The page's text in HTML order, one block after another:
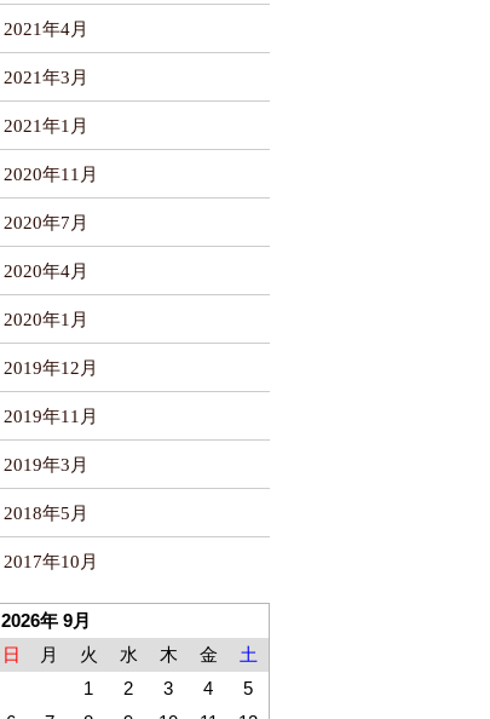
2021年4月
2021年3月
2021年1月
2020年11月
2020年7月
2020年4月
2020年1月
2019年12月
2019年11月
2019年3月
2018年5月
2017年10月
2026年 9月
日
月 火 水 木 金
土
1
2 3 4
5